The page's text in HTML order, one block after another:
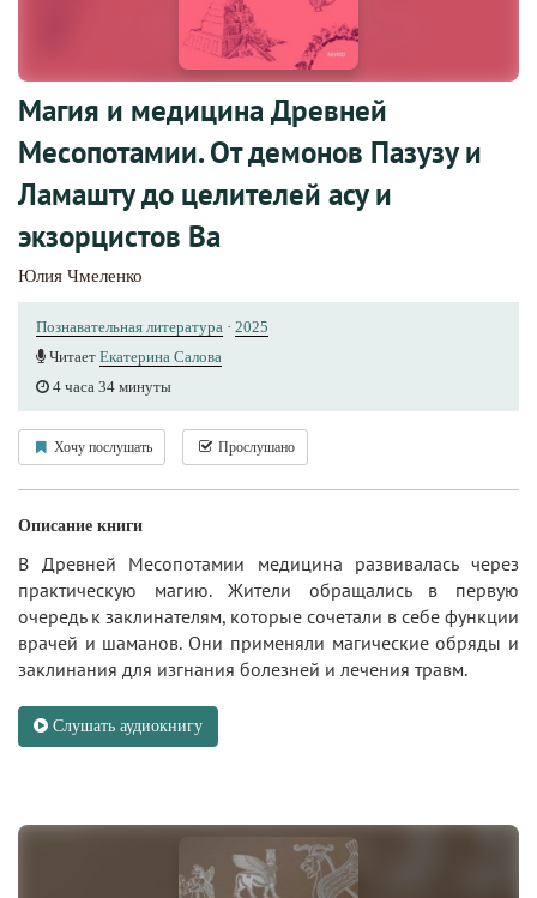
Магия и медицина Древней
Месопотамии. От демонов Пазузу и
Ламашту до целителей асу и
экзорцистов Ва
Юлия Чмеленко
Познавательная литература · 2025
Читает Екатерина Салова
4 часа 34 минуты
Хочу послушать Прослушано
Описание книги
В Древней Месопотамии медицина развивалась через
практическую магию. Жители обращались в первую
очередь к заклинателям, которые сочетали в себе функции
врачей и шаманов. Они применяли магические обряды и
заклинания для изгнания болезней и лечения травм.
Слушать аудиокнигу